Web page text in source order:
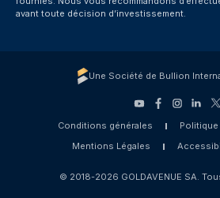
avant toute décision d’investissement.
Une Société de Bullion
Conditions générales
Mentions Légales
© 2018-2026 GOLDAVENUE SA.